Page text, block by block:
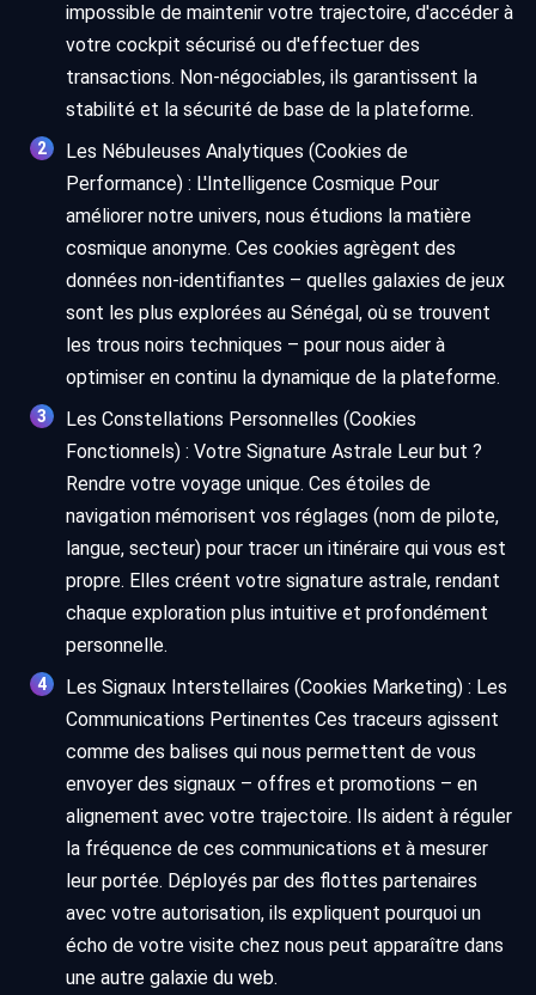
impossible de maintenir votre trajectoire, d'accéder à
votre cockpit sécurisé ou d'effectuer des
transactions. Non-négociables, ils garantissent la
stabilité et la sécurité de base de la plateforme.
Les Nébuleuses Analytiques (Cookies de
Performance) : L'Intelligence Cosmique Pour
améliorer notre univers, nous étudions la matière
cosmique anonyme. Ces cookies agrègent des
données non-identifiantes – quelles galaxies de jeux
sont les plus explorées au Sénégal, où se trouvent
les trous noirs techniques – pour nous aider à
optimiser en continu la dynamique de la plateforme.
Les Constellations Personnelles (Cookies
Fonctionnels) : Votre Signature Astrale Leur but ?
Rendre votre voyage unique. Ces étoiles de
navigation mémorisent vos réglages (nom de pilote,
langue, secteur) pour tracer un itinéraire qui vous est
propre. Elles créent votre signature astrale, rendant
chaque exploration plus intuitive et profondément
personnelle.
Les Signaux Interstellaires (Cookies Marketing) : Les
Communications Pertinentes Ces traceurs agissent
comme des balises qui nous permettent de vous
envoyer des signaux – offres et promotions – en
alignement avec votre trajectoire. Ils aident à réguler
la fréquence de ces communications et à mesurer
leur portée. Déployés par des flottes partenaires
avec votre autorisation, ils expliquent pourquoi un
écho de votre visite chez nous peut apparaître dans
une autre galaxie du web.